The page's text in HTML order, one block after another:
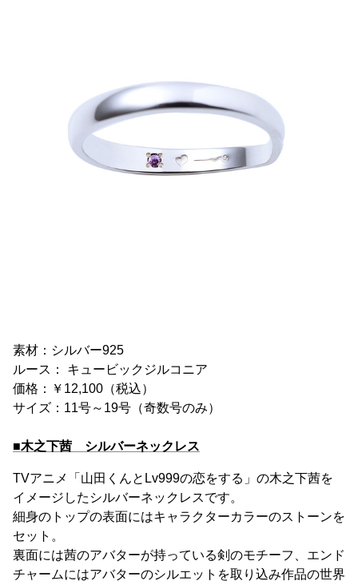
素材：シルバー925
ルース： キュービックジルコニア
価格：￥12,100（税込）
サイズ：11号～19号（奇数号のみ）
■木之下茜 シルバーネックレス
TVアニメ「山田くんとLv999の恋をする」の木之下茜を
イメージしたシルバーネックレスです。
細身のトップの表面にはキャラクターカラーのストーンを
セット。
裏面には茜のアバターが持っている剣のモチーフ、エンド
チャームにはアバターのシルエットを取り込み作品の世界